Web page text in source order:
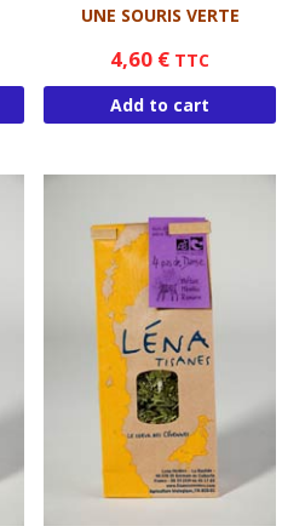
UNE SOURIS VERTE
4,60 € TTC
Add to cart